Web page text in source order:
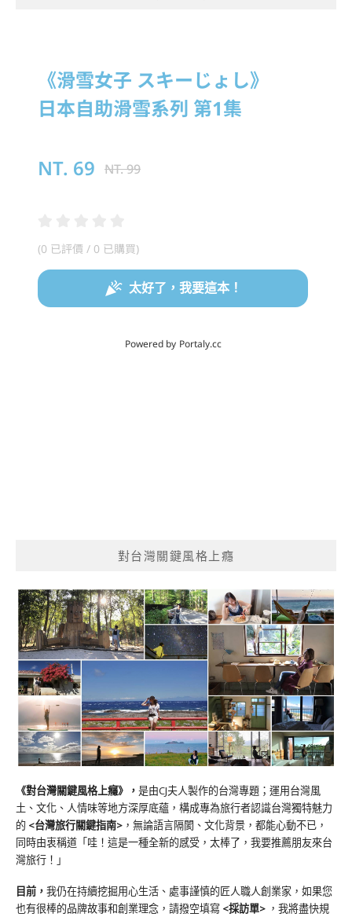
對台灣關鍵風格上癮
《對台灣關鍵風格上癮》 ， 是由CJ夫人製作的台灣專題；運用台灣風
土、文化、人情味等地方深厚底蘊，構成專為旅行者認識台灣獨特魅力
的 <台灣旅行關鍵指南> ，無論語言隔閡、文化背景，都能心動不已，
同時由衷稱道「哇！這是一種全新的感受，太棒了，我要推薦朋友來台
灣旅行！」
目前， 我仍在持續挖掘用心生活、處事謹慎的匠人職人創業家，如果您
也有很棒的品牌故事和創業理念，請撥空填寫 <採訪單> ，我將盡快規